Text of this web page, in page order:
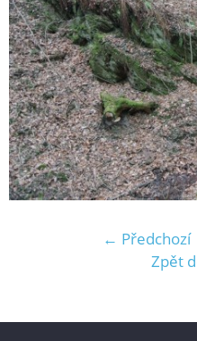
← Předchozí
Zpět